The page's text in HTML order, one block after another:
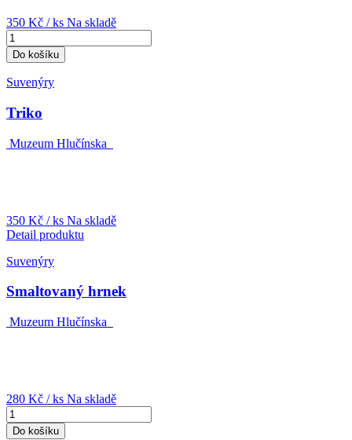
350 Kč / ks Na skladě
Do košíku
Suvenýry
Triko
Muzeum Hlučínska
350 Kč / ks Na skladě
Detail produktu
Suvenýry
Smaltovaný hrnek
Muzeum Hlučínska
280 Kč / ks Na skladě
Do košíku